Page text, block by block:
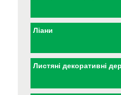
Ліани
Листяні декоративні